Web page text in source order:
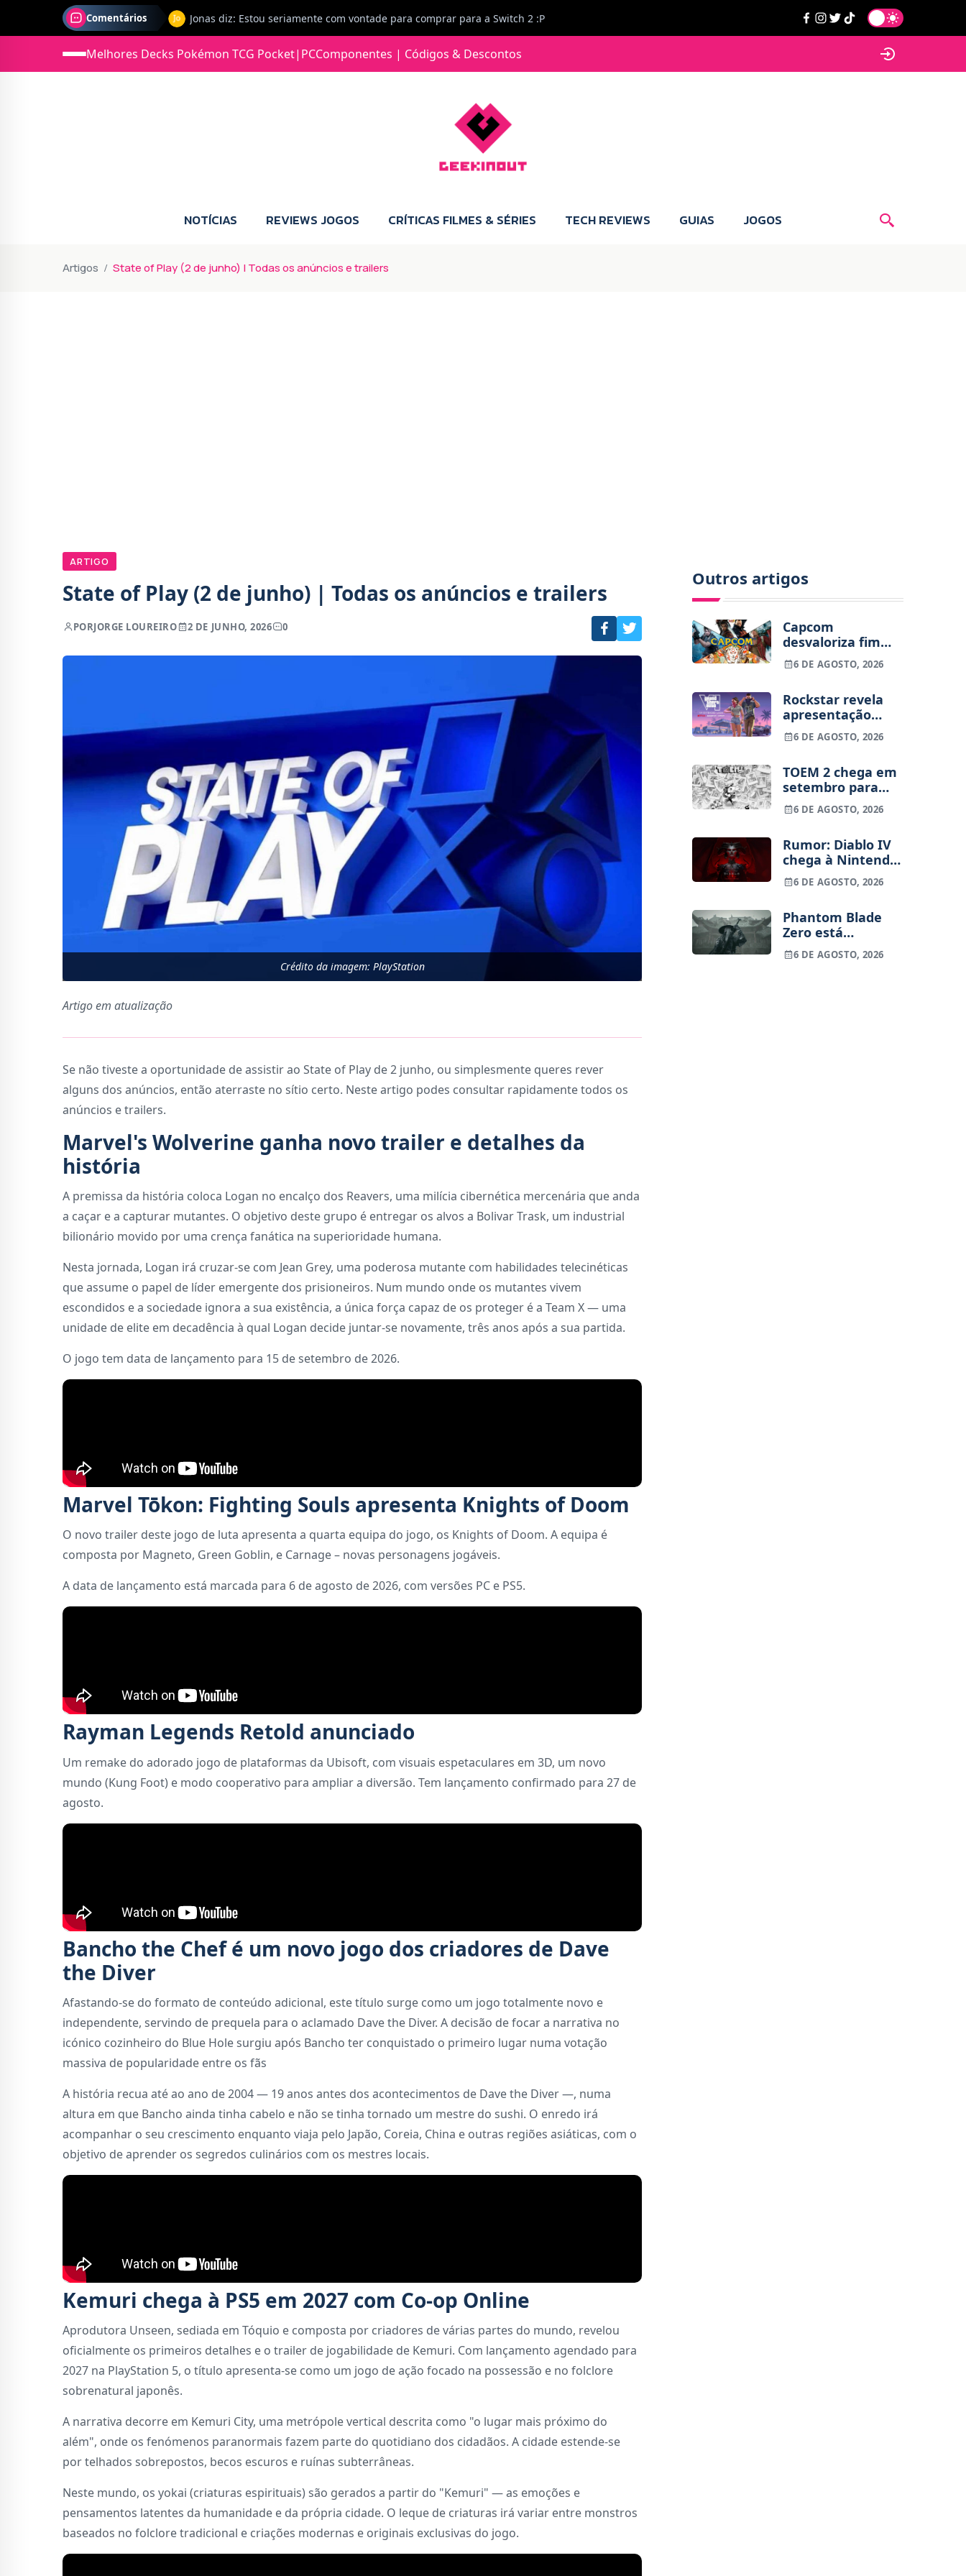
Comentários Jonas diz: Estou seriamente com vontade para comprar para a Switch 2 :P
Melhores Decks Pokémon TCG Pocket| PCComponentes | Códigos & Descontos
NOTÍCIAS REVIEWS JOGOS CRÍTICAS FILMES & SÉRIES TECH REVIEWS GUIAS JOGOS
Artigos State of Play (2 de junho) | Todas os anúncios e trailers
ARTIGO
State of Play (2 de junho) | Todas os anúncios e trailers
PORJORGE LOUREIRO 2 DE JUNHO, 2026 0
Crédito da imagem: PlayStation
Artigo em atualização
Se não tiveste a oportunidade de assistir ao State of Play de 2 junho, ou simplesmente queres rever
alguns dos anúncios, então aterraste no sítio certo. Neste artigo podes consultar rapidamente todos os
anúncios e trailers.
Marvel's Wolverine ganha novo trailer e detalhes da
história
A premissa da história coloca Logan no encalço dos Reavers, uma milícia cibernética mercenária que anda
a caçar e a capturar mutantes. O objetivo deste grupo é entregar os alvos a Bolivar Trask, um industrial
bilionário movido por uma crença fanática na superioridade humana.
Nesta jornada, Logan irá cruzar-se com Jean Grey, uma poderosa mutante com habilidades telecinéticas
que assume o papel de líder emergente dos prisioneiros. Num mundo onde os mutantes vivem
escondidos e a sociedade ignora a sua existência, a única força capaz de os proteger é a Team X — uma
unidade de elite em decadência à qual Logan decide juntar-se novamente, três anos após a sua partida.
O jogo tem data de lançamento para 15 de setembro de 2026.
Marvel Tōkon: Fighting Souls apresenta Knights of Doom
O novo trailer deste jogo de luta apresenta a quarta equipa do jogo, os Knights of Doom. A equipa é
composta por Magneto, Green Goblin, e Carnage – novas personagens jogáveis.
A data de lançamento está marcada para 6 de agosto de 2026, com versões PC e PS5.
Rayman Legends Retold anunciado
Um remake do adorado jogo de plataformas da Ubisoft, com visuais espetaculares em 3D, um novo
mundo (Kung Foot) e modo cooperativo para ampliar a diversão. Tem lançamento confirmado para 27 de
agosto.
Bancho the Chef é um novo jogo dos criadores de Dave
the Diver
Afastando-se do formato de conteúdo adicional, este título surge como um jogo totalmente novo e
independente, servindo de prequela para o aclamado Dave the Diver. A decisão de focar a narrativa no
icónico cozinheiro do Blue Hole surgiu após Bancho ter conquistado o primeiro lugar numa votação
massiva de popularidade entre os fãs
A história recua até ao ano de 2004 — 19 anos antes dos acontecimentos de Dave the Diver —, numa
altura em que Bancho ainda tinha cabelo e não se tinha tornado um mestre do sushi. O enredo irá
acompanhar o seu crescimento enquanto viaja pelo Japão, Coreia, China e outras regiões asiáticas, com o
objetivo de aprender os segredos culinários com os mestres locais.
Kemuri chega à PS5 em 2027 com Co-op Online
Aprodutora Unseen, sediada em Tóquio e composta por criadores de várias partes do mundo, revelou
oficialmente os primeiros detalhes e o trailer de jogabilidade de Kemuri. Com lançamento agendado para
2027 na PlayStation 5, o título apresenta-se como um jogo de ação focado na possessão e no folclore
sobrenatural japonês.
A narrativa decorre em Kemuri City, uma metrópole vertical descrita como "o lugar mais próximo do
além", onde os fenómenos paranormais fazem parte do quotidiano dos cidadãos. A cidade estende-se
por telhados sobrepostos, becos escuros e ruínas subterrâneas.
Neste mundo, os yokai (criaturas espirituais) são gerados a partir do "Kemuri" — as emoções e
pensamentos latentes da humanidade e da própria cidade. O leque de criaturas irá variar entre monstros
baseados no folclore tradicional e criações modernas e originais exclusivas do jogo.
Outros artigos
Capcom
desvaloriza fim
dos jogos físicos
na PlayStation
6 DE AGOSTO, 2026
Rockstar revela
apresentação
alargada de GTA
VI para 27 de
6 DE AGOSTO, 2026
TOEM 2 chega em
setembro para
PS5, Switch e PC
6 DE AGOSTO, 2026
Rumor: Diablo IV
chega à Nintendo
Switch 2 em
setembro e vai
um jogo novo
6 DE AGOSTO, 2026
Phantom Blade
Zero está
terminado, pré-
vendas começam
6 DE AGOSTO, 2026